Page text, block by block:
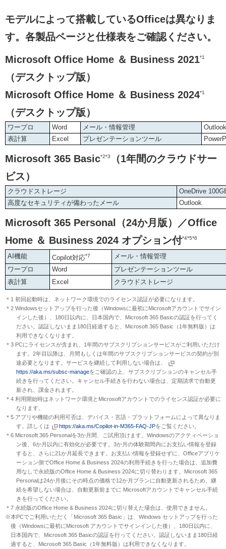
モデルによって搭載しているOfficeは異なりま
す。各製品ページと仕様表をご確認ください。
Microsoft Office Home ＆ Business 2021*1
（デスクトップ版）
Microsoft Office Home ＆ Business 2024*1
（デスクトップ版）
ワープロ Word メール・情報管理
Outlook
表計算
Excel プレゼンテーションツール
Microsoft 365 Basic*2*3
（1年間のクラウドサー
ビス）
クラウドストレージ
OneDrive
高度なセキュリティが備わったメール
Outlook
Microsoft 365 Personal（24か月版）／Office
Home ＆ Business 2024 オプション付*4*5*6
AI機能 Copilot対応*7
メール・情報管理
ワープロ
Word
プレゼンテーションツール
表計算
Excel クラウドストレージ
＊1 初回起動時は、ネットワーク環境でのライセンス認証が必要になります。
＊2 Windowsセットアップを行った後（Windowsに最初にMicrosoftアカウントでサイン
インした後）、180日以内に、日本国内で、Microsoft 365 Basicの認証を行ってく
ださい。認証しないまま180日経過すると、Microsoft 365 Basic（1年無料版）は
利用できなくなります。
＊3 PCにライセンスが含まれ、1年間のサブスクリプションサービスがご利用いただけ
ます。2年目以降は、月間もしくは年間のサブスクリプションサービスの契約が別
途必要となります。サービスを継続して利用しない場合は、
https://aka.ms/subsc-manageをご確認の上、サブスクリプションのキャンセル手
続きを行ってください。キャンセル手続きを行わない場合は、定期請求で自動更
新され、課金されます。
＊4 利用開始時はネットワーク環境とMicrosoftアカウントでのライセンス認証が必要に
なります。
＊5 アプリや機能の利用可否は、デバイス・言語・プラットフォームによって異なりま
す。詳しくは
https://aka.ms/Copilot-in-M365-FAQ-JPをご覧ください。
＊6 Microsoft 365 Personalを3か月間、ご試用頂けます。Windowsのアクティベーショ
ン後、6か月以内に有効化が必要です。3か月の体験期間内にお支払い情報を登録
すると、さらに21か月延長できます。お支払い情報を登録せずに、Officeアプリケ
ーション側でOffice Home & Business 2024の利用手続きを行った場合は、追加費
用なしで永続版のOffice Home & Business 2024に切り替わります。Microsoft 365
Personalは24か月後にその時点の価格で12か月プランに自動更新されるため、継
続を希望しない場合は、自動更新前までに Microsoftアカウントでキャンセル手続
きを行ってください。
＊7 永続版のOffice Home & Business 2024に切り替えた場合は、使用できません。
※本PCでご利用いただく「Microsoft 365 Basic」は、Windows セットアップを行った
後（Windowsに最初にMicrosoft アカウントでサインインした後）、180日以内に、
日本国内で、Microsoft 365 Basicの認証を行ってください。認証しないまま180日経
過すると、Microsoft 365 Basic（1年無料版）は利用できなくなります。